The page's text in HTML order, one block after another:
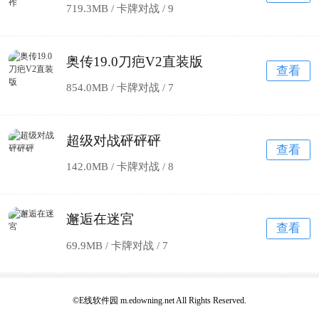
719.3MB / 卡牌对战 /9
奥传19.0刀疤V2直装版
854.0MB / 卡牌对战 / 7
查看
超级对战砰砰砰
142.0MB / 卡牌对战 /8
查看
邂逅在迷宮
69.9MB / 卡牌对战 / 7
查看
©E线软件园 m.edowning.net All Rights Reserved.